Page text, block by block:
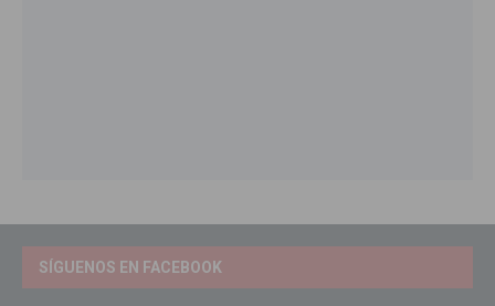
SÍGUENOS EN FACEBOOK